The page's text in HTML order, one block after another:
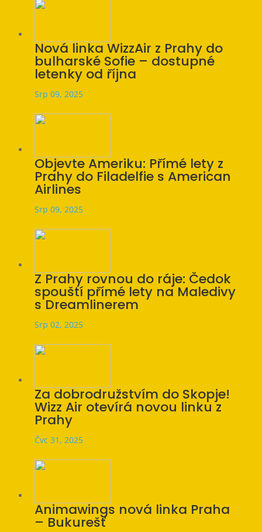
Nová linka WizzAir z Prahy do
bulharské Sofie – dostupné
letenky od října
Srp 09, 2025
Objevte Ameriku: Přímé lety z
Prahy do Filadelfie s American
Airlines
Srp 09, 2025
Z Prahy rovnou do ráje: Čedok
spouští přímé lety na Maledivy
s Dreamlinerem
Srp 02, 2025
Za dobrodružstvím do Skopje!
Wizz Air otevírá novou linku z
Prahy
Čvc 31, 2025
Animawings nová linka Praha
– Bukurešť